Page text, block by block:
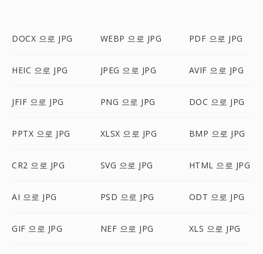
DOCX 으로 JPG WEBP 으로 JPG PDF 으로 JPG
HEIC 으로 JPG JPEG 으로 JPG AVIF 으로 JPG
JFIF 으로 JPG PNG 으로 JPG DOC 으로 JPG
PPTX 으로 JPG XLSX 으로 JPG BMP 으로 JPG
CR2 으로 JPG SVG 으로 JPG HTML 으로 JPG
AI 으로 JPG PSD 으로 JPG ODT 으로 JPG
GIF 으로 JPG NEF 으로 JPG XLS 으로 JPG